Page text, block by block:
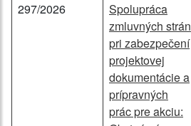
297/2026
Spolupráca
zmluvných strán
pri zabezpečení
projektovej
dokumentácie a
prípravných
prác pre akciu: